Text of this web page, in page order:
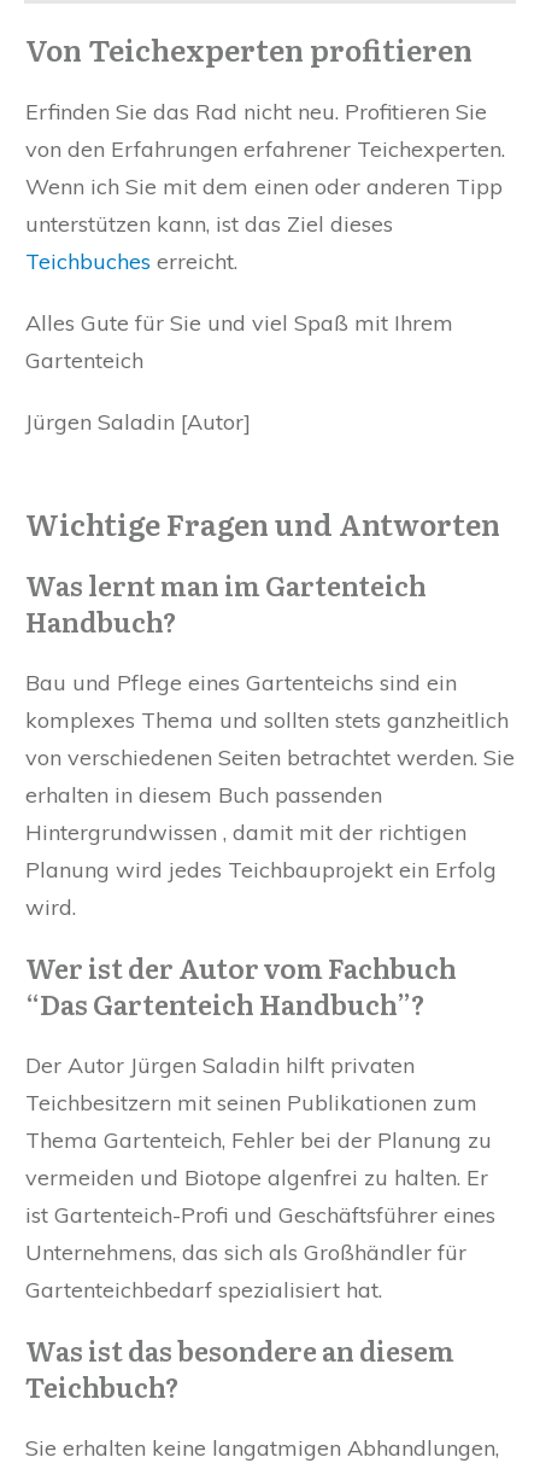
Von Teichexperten profitieren
Erfinden Sie das Rad nicht neu. Profitieren Sie
von den Erfahrungen erfahrener Teichexperten.
Wenn ich Sie mit dem einen oder anderen Tipp
unterstützen kann, ist das Ziel dieses
Teichbuches erreicht.
Alles Gute für Sie und viel Spaß mit Ihrem
Gartenteich
Jürgen Saladin [Autor]
Wichtige Fragen und Antworten
Was lernt man im Gartenteich
Handbuch?
Bau und Pflege eines Gartenteichs sind ein
komplexes Thema und sollten stets ganzheitlich
von verschiedenen Seiten betrachtet werden. Sie
erhalten in diesem Buch passenden
Hintergrundwissen , damit mit der richtigen
Planung wird jedes Teichbauprojekt ein Erfolg
wird.
Wer ist der Autor vom Fachbuch
“Das Gartenteich Handbuch”?
Der Autor Jürgen Saladin hilft privaten
Teichbesitzern mit seinen Publikationen zum
Thema Gartenteich, Fehler bei der Planung zu
vermeiden und Biotope algenfrei zu halten. Er
ist Gartenteich-Profi und Geschäftsführer eines
Unternehmens, das sich als Großhändler für
Gartenteichbedarf spezialisiert hat.
Was ist das besondere an diesem
Teichbuch?
Sie erhalten keine langatmigen Abhandlungen,